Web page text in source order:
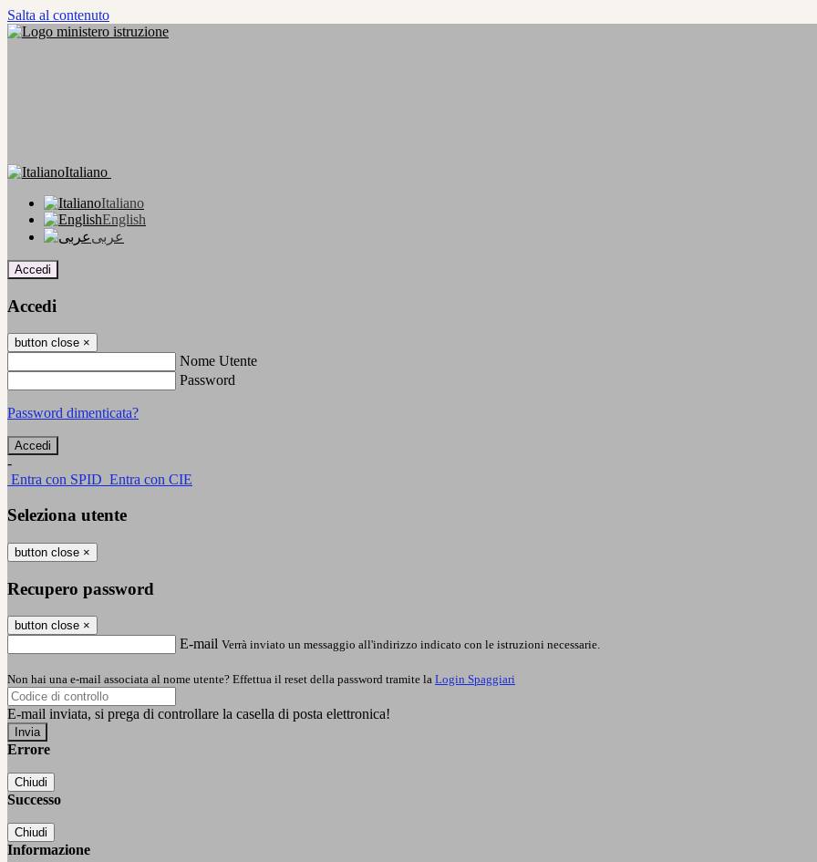
Salta al contenuto
Italiano
Italiano
English
عربى
Accedi
Accedi
button close ×
Nome Utente
Password
Password dimenticata?
-
Entra con SPID Entra con CIE
Seleziona utente
button close ×
Recupero password
button close ×
E-mail Verrà inviato un messaggio all'indirizzo indicato con le istruzioni necessarie.
Non hai una e-mail associata al nome utente? Effettua il reset della password tramite la Login Spaggiari
E-mail inviata, si prega di controllare la casella di posta elettronica!
Errore
Chiudi
Successo
Chiudi
Informazione